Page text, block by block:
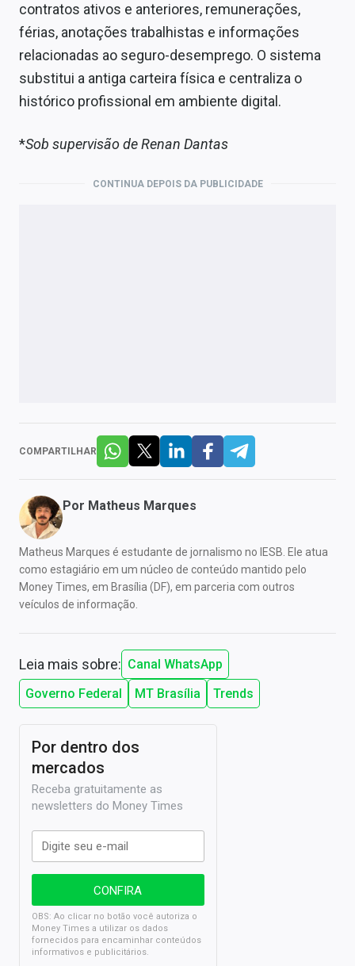
contratos ativos e anteriores, remunerações,
férias, anotações trabalhistas e informações
relacionadas ao seguro-desemprego. O sistema
substitui a antiga carteira física e centraliza o
histórico profissional em ambiente digital.
*Sob supervisão de Renan Dantas
CONTINUA DEPOIS DA PUBLICIDADE
COMPARTILHAR
Por Matheus Marques
Matheus Marques é estudante de jornalismo no IESB. Ele atua
como estagiário em um núcleo de conteúdo mantido pelo
Money Times, em Brasília (DF), em parceria com outros
veículos de informação.
Leia mais sobre: Canal WhatsApp
Governo Federal
MT Brasília Trends
Por dentro dos
mercados
Receba gratuitamente as
newsletters do Money Times
OBS: Ao clicar no botão você autoriza o
Money Times a utilizar os dados
fornecidos para encaminhar conteúdos
informativos e publicitários.